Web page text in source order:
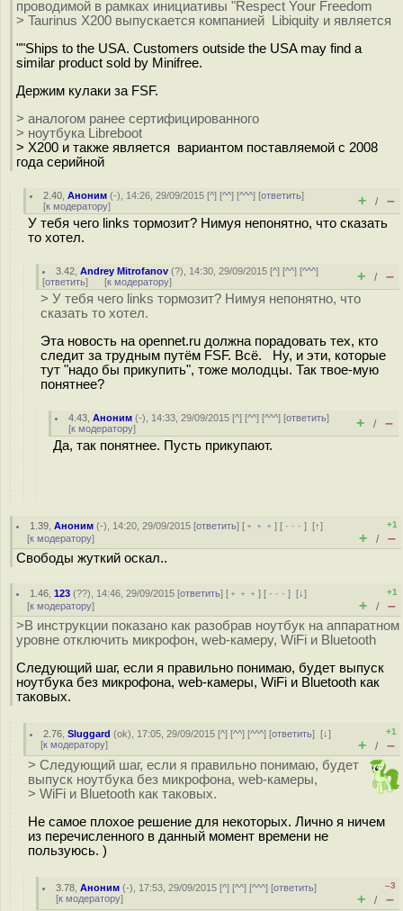
проводимой в рамках инициативы "Respect Your Freedom
> Taurinus X200 выпускается компанией Libiquity и является
""Ships to the USA. Customers outside the USA may find a
similar product sold by Minifree.
Держим кулаки за FSF.
> аналогом ранее сертифицированного
> ноутбука Libreboot
> X200 и также является вариантом поставляемой с 2008
года серийной
2.40 ,Аноним (-), 14:26, 29/09/2015 [^] [^^] [^^^] [ответить]
[к модератору] + / –
У тебя чего links тормозит? Нимуя непонятно, что сказать
то хотел.
3.42 ,Andrey Mitrofanov (?), 14:30, 29/09/2015 [^] [^^] [^^^]
[ответить] [к модератору] + / –
> У тебя чего links тормозит? Нимуя непонятно, что
сказать то хотел.
Эта новость на opennet.ru должна порадовать тех, кто
следит за трудным путём FSF. Всё. Ну, и эти, которые
тут "надо бы прикупить", тоже молодцы. Так твое-мую
понятнее?
4.43 ,Аноним (-), 14:33, 29/09/2015 [^] [^^] [^^^] [ответить]
[к модератору] + / –
Да, так понятнее. Пусть прикупают.
1.39 ,Аноним (-), 14:20, 29/09/2015 [ответить] [ ﹢﹢﹢] [ · · ·][↑]
[к модератору]
+1
+ / –
Свободы жуткий оскал..
1.46 ,123 (??), 14:46, 29/09/2015 [ответить] [ ﹢﹢﹢] [ · · ·][↓]
[к модератору]
+1
+ / –
>В инструкции показано как разобрав ноутбук на аппаратном
уровне отключить микрофон, web-камеру, WiFi и Bluetooth
Следующий шаг, если я правильно понимаю, будет выпуск
ноутбука без микрофона, web-камеры, WiFi и Bluetooth как
таковых.
2.76 ,Sluggard (ok), 17:05, 29/09/2015 [^] [^^] [^^^] [ответить][↓]
[к модератору]
+1
+ / –
> Следующий шаг, если я правильно понимаю, будет
выпуск ноутбука без микрофона, web-камеры,
> WiFi и Bluetooth как таковых.
Не самое плохое решение для некоторых. Лично я ничем
из перечисленного в данный момент времени не
пользуюсь. )
3.78 ,Аноним (-), 17:53, 29/09/2015 [^] [^^] [^^^] [ответить]
[к модератору]
–3
+ / –